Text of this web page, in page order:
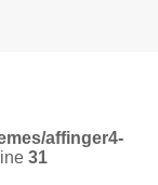
affinger4-
31